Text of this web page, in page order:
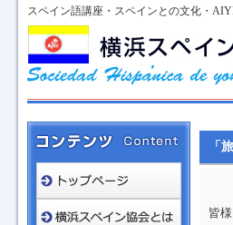
スペイン語講座・スペインとの文化・
「
皆様